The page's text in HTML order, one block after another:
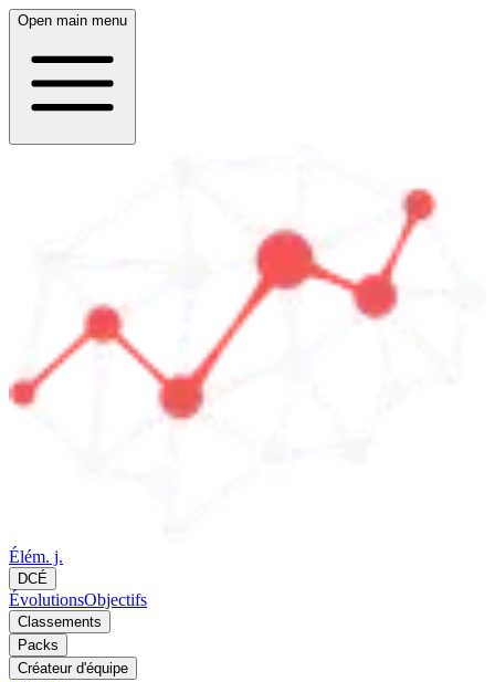
Open main menu
Élém. j.
DCÉ
ÉvolutionsObjectifs
Classements
Packs
Créateur d'équipe